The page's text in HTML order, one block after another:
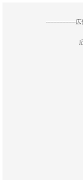
--------------------